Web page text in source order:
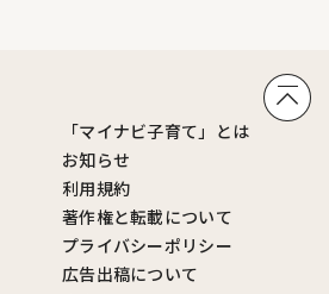
「マイナビ子育て」とは
お知らせ
利用規約
著作権と転載について
プライバシーポリシー
広告出稿について